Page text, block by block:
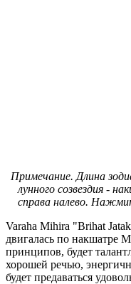
Примечание. Длина
лунного созвездия -
справа налево.
Varaha Mihira "Brihat
двигалась по накшатре
принципов, будет
хорошей речью,
будет предаваться